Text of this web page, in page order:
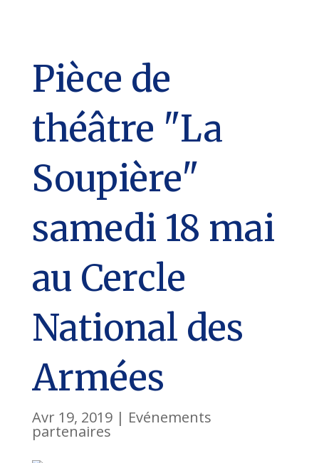
Pièce de
théâtre "La
Soupière"
samedi 18 mai
au Cercle
National des
Armées
Avr 19, 2019| Evénements
partenaires